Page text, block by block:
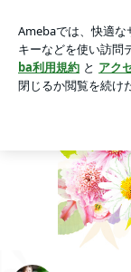
べ物を自然と選択
アプリをダウンロ
ょう。